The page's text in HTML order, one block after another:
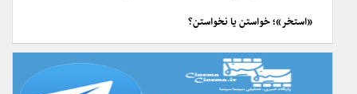
«استخر»؛ خواستن یا نخواستن؟